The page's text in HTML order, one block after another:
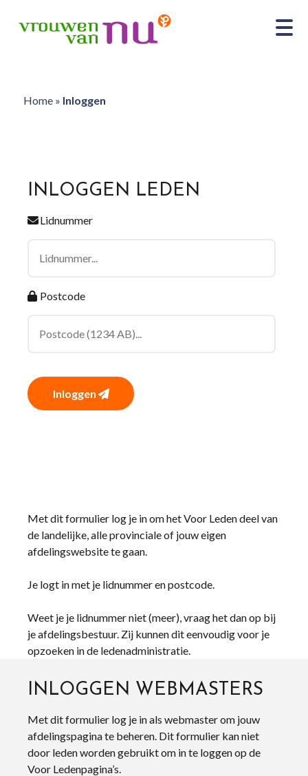
Home» Inloggen
INLOGGEN LEDEN
Lidnummer
Postcode
Inloggen
Met dit formulier log je in om het Voor Leden deel van
de landelijke, alle provinciale of jouw eigen
afdelingswebsite te gaan.
Je logt in met je lidnummer en postcode.
Weet je je lidnummer niet (meer), vraag het dan op bij
je afdelingsbestuur. Zij kunnen dit eenvoudig voor je
opzoeken in de ledenadministratie.
INLOGGEN WEBMASTERS
Met dit formulier log je in als webmaster om jouw
afdelingspagina te beheren. Dit formulier kan niet
door leden worden gebruikt om in te loggen op de
Voor Ledenpagina’s.